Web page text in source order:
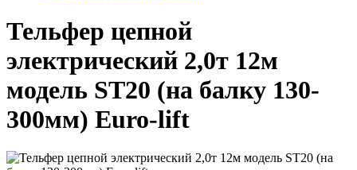
Тельфер цепной
электрический 2,0т 12м
модель ST20 (на балку 130-
300мм) Euro-lift